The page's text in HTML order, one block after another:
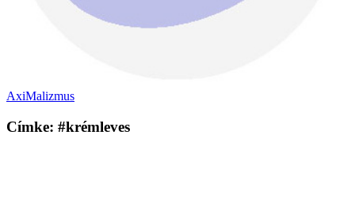
AxiMalizmus
Címke: #krémleves